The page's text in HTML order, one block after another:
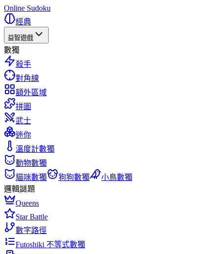
Online Sudoku
經典
益智遊戲
數獨
殺手
對角線
額外區域
拼圖
武士
迷你
溫度計數獨
動物數獨
貓咪數獨
狗狗數獨
小鳥數獨
邏輯謎題
Queens
Star Battle
數字路徑
Futoshiki 不等式數獨